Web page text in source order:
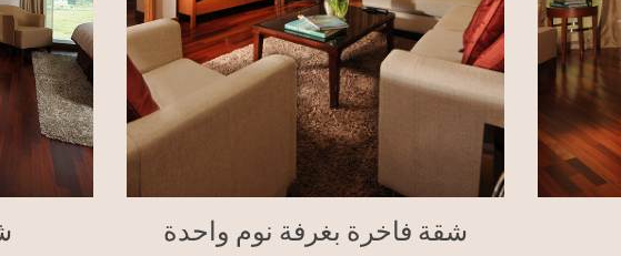
شقة فاخرة بغرفة نوم واحدة